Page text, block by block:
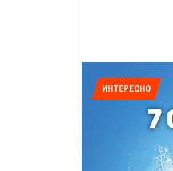
ИНТЕРЕСНО